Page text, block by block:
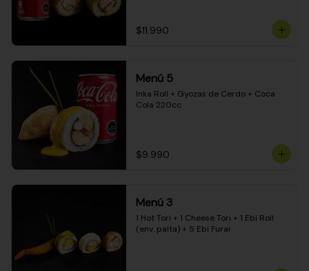
$11.990
Menú 5
Inka Roll + Gyozas de Cerdo + Coca
Cola 220cc
$9.990
Menú 3
1 Hot Tori + 1 Cheese Tori + 1 Ebi Roll
(env. palta) + 5 Ebi Furai